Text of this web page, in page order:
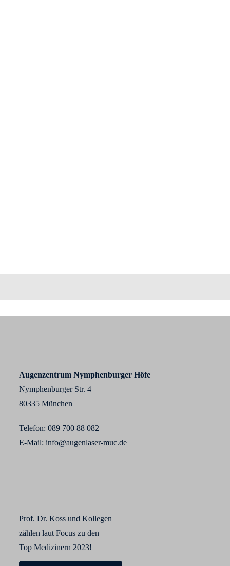
Augenzentrum Nymphenburger Höfe
Nymphenburger Str. 4
80335 München
Telefon:089 700 88 082
E-Mail:info@augenlaser-muc.de
Prof. Dr. Koss und Kollegen
zählen laut Focus zu den
Top Medizinern 2023!